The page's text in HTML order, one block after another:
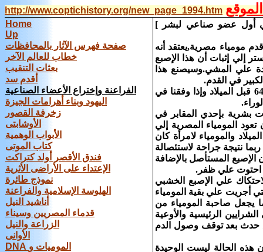
http://www.coptichistory.org/new_page_1994.htm
Home
Up
صفحة فهرس الآثار بالمحافظات
خطاب للعالم الآخر
بعثات التنقيب
أقدم سد
الفراعنة وإختراع الأعضاء الصناعية
اليهود وبناء أهرامات الجيزة
زخرفة القصور
الأوشابتى
الأبواب الوهمية
كتاب الموتى
فندق الأقصر أولد كتراكت
الإعتداء على الأراضى الأثرية
نموذج طائرة
الهلوسة الإسلامية والفراعنة
أناشيد النيل
قدماء المصريين وسيناء
الزراعة والنيل
الأوانى
DNA الموميات و
‏أول‏ ‏عضو‏ ‏صناعي‏ ‏لبشر‏ ‏]
‏مومياء‏ ‏مصرية‏,‏يعتقد‏ ‏أنه‏
‏إثبات‏ ‏أن‏ ‏هذا‏ ‏الإصبع‏
‏علي‏ ‏المشي‏.‏وسيصنع‏ ‏هذا‏
‏في‏ ‏القدم‏.‏
يقول‏ ‏جاكي‏ ‏فينتش‏ ‏عضو‏ ‏الفريق‏ ‏البريطاني‏ ‏إن‏ ‏الإصبع‏ ‏صنعت‏ ‏مابين‏ ‏عامي‏ 1069 ‏و‏644 ‏قبل‏ ‏الميلاد‏ ‏وإذا‏ ‏وفقنا‏ ‏في‏
‏بشرية‏ ‏بإحدي‏ ‏المقابر‏ ‏في‏
‏المومياء‏ ‏المصرية‏ ‏إلي‏
‏أو‏ ‏الثانية‏ ‏والعشرين‏ ‏أي‏ ‏من‏ ‏عام‏ 1065 ‏إلي‏ ‏عام‏ 740 ‏قبل‏ ‏الميلاد‏ ‏والمومياء‏ ‏لامرأة‏ ‏كان‏
‏اليمني‏ ‏ربما‏ ‏نتيجة‏ ‏جراحة‏ ‏لاستئصالة‏
‏الإصبع‏ ‏المستأصل‏ ‏بالإضافة‏
‏احتوت‏ ‏علي‏ ‏ظفر‏.‏
‏علي‏ ‏الإصبع‏ ‏الخشبي‏
‏أجريت‏ ‏علي‏ ‏بقية‏ ‏المومياء‏
‏يجعل‏ ‏صاحبة‏ ‏المومياء‏ ‏من‏
‏الرئيسية‏ ‏والأوعية‏
‏حدث‏ ‏بعد‏ ‏توقف‏ ‏وصول‏ ‏الدم‏
‏هذه‏ ‏الحالة‏ ‏ليست‏ ‏الوحيدة‏